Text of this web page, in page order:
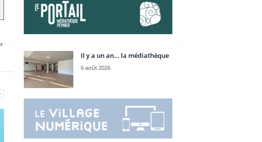
Il y a un an… la médiathèque
6 août 2026